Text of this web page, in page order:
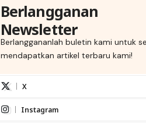
Berlangganan
Newsletter
Berlanggananlah buletin kami untuk
mendapatkan artikel terbaru kami!
X
Instagram